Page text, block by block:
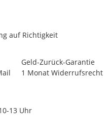
auf Richtigkeit
Geld-Zurück-Garantie
1 Monat Widerrufsrecht
13 Uhr